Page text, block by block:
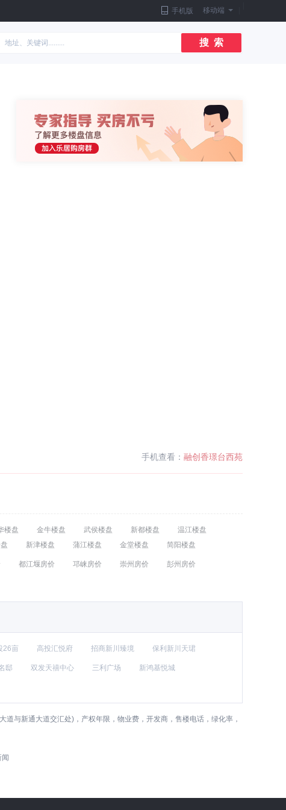
手机版 移动端
搜 索
手机查看： 融创香璟台西苑
楼盘 金牛楼盘 武侯楼盘 新都楼盘
温江楼盘
新津楼盘 蒲江楼盘 金堂楼盘 简阳楼盘
都江堰房价 邛崃房价 崇州房价
彭州房价
26亩 高投汇悦府 招商新川臻境 保利新川天珺
邸 双发天禧中心 三利广场 新鸿基悦城
与新通大道交汇处)，产权年限，物业费，开发商，售楼电话，绿化率，